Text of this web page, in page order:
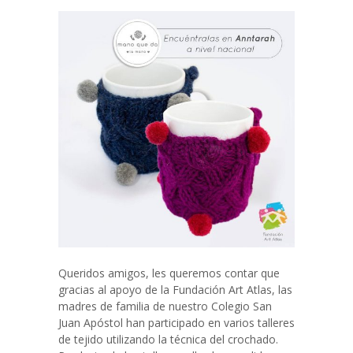
Queridos amigos, les queremos contar que
gracias al apoyo de la Fundación Art Atlas, las
madres de familia de nuestro Colegio San
Juan Apóstol han participado en varios talleres
de tejido utilizando la técnica del crochado.